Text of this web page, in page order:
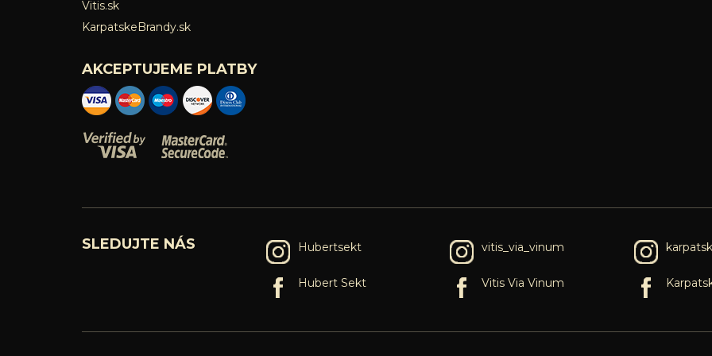
Vitis.sk
KarpatskeBrandy.sk
AKCEPTUJEME PLATBY
SLEDUJTE NÁS Hubertsekt
Hubert Sekt
vitis_via_vinum
Vitis Via Vinum